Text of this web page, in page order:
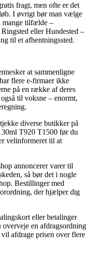
fragt, men ofte er det
I øvrigt bør man vælge
mange tilfælde –
eller Hundested –
til et afhentningssted.
at sammenligne
flere e-firmaer ikke
på en række af deres
til voksne – enormt,
diverse butikker på
T920 T1500 før du
velinformeret til at
annoncerer varer til
så bør det i nogle
Bestillinger med
der hjælper dig
eller betalinger
en afdragsordning
afdrage prisen over flere